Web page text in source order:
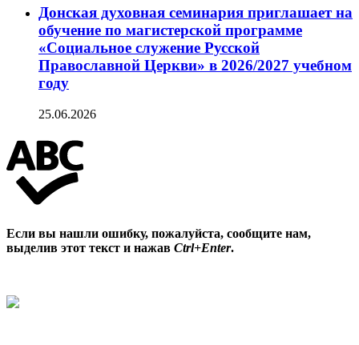
Донская духовная семинария приглашает на
обучение по магистерской программе
«Социальное служение Русской
Православной Церкви» в 2026/2027 учебном
году
25.06.2026
Если вы нашли ошибку, пожалуйста, сообщите нам,
выделив этот текст и нажав Ctrl+Enter.